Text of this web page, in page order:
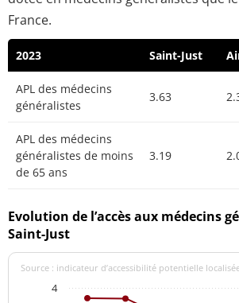
France.
2023 Saint-Just
APL des médecins
généralistes
3.63
APL des médecins
généralistes de moins
de 65 ans
3.19
Evolution de l’accès aux médecins
Saint-Just
Source : indicateur d’accessibilité potentielle localisée
4